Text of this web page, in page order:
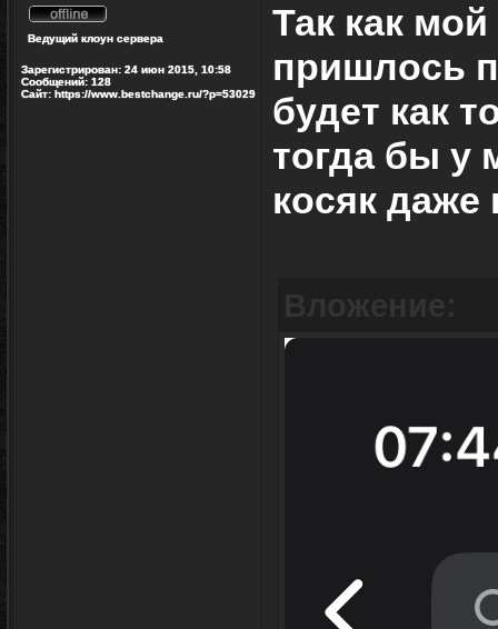
в
Ведущий клоун сервера
Зарегистрирован: 24 июн 2015, 10:58
Сообщений: 128
Сайт: https://www.bestchange.ru/?p=53029
Так как
пришлось
будет как
тогда бы у
косяк даже